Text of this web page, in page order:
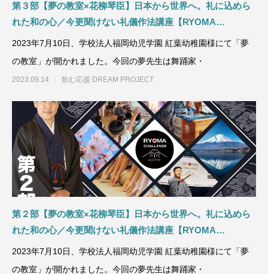
第３部【夢の教室×花柳琴臣】日本から世界へ。礼に込めら
れた和の心／今更聞けない礼儀作法講座【RYOMA
CHALLENGE】
2023年7月10日、学校法人福岡幼児学園 紅葉幼稚園様にて「夢
の教室」が開かれました。今回の夢先生は舞踊家・
2023.09.14 飲む応援 DREAM PROJECT
第２部【夢の教室×花柳琴臣】日本から世界へ。礼に込めら
れた和の心／今更聞けない礼儀作法講座【RYOMA
CHALLENGE】
2023年7月10日、学校法人福岡幼児学園 紅葉幼稚園様にて「夢
の教室」が開かれました。今回の夢先生は舞踊家・